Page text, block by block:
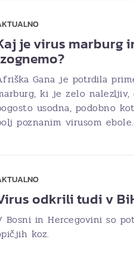
je virus marburg
Gana je potrdila
ki je zelo
usodna, podobno
poznanim virusom ebole.
odkrili tudi v
Bosni in Hercegovini so
koz.